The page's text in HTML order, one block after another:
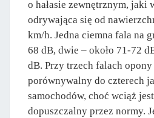
o hałasie zewnętrznym, jaki
odrywająca się od
km/h. Jedna ciemna fala na
68 dB, dwie – około 71-72
dB. Przy trzech falach opony
porównywalny do czterech
samochodów, choć wciąż
dopuszczalny przez normy.